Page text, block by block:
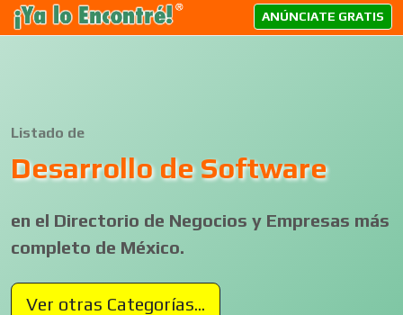
ANÚNCIATE GRATIS
Listado de
Desarrollo de Software
en el Directorio de Negocios y Empresas más
completo de México.
Ver otras Categorías...